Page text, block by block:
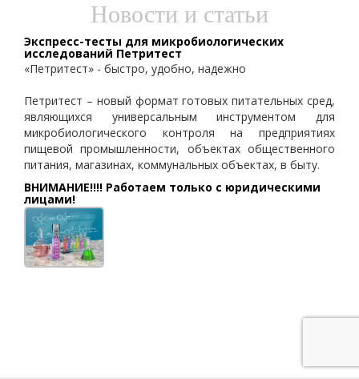
Новости и статьи
Экспресс-тесты для микробиологических
исследований Петритест
«Петритест» - быстро, удобно, надежно
Петритест – новый формат готовых питательных сред,
являющихся универсальным инструментом для
микробиологического контроля на предприятиях
пищевой промышленности, объектах общественного
питания, магазинах, коммунальных объектах, в быту.
ВНИМАНИЕ!!!! Работаем только с юридическими
лицами!